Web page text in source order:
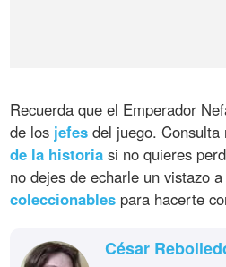
Recuerda que el Emperador
de los jefes del juego.
de la historia si no quieres
no dejes de echarle un vistazo
coleccionables para hacerte
César